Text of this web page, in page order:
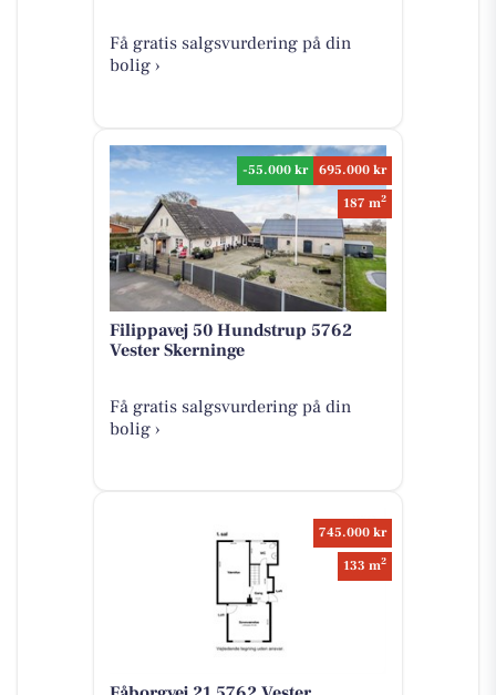
Få gratis salgsvurdering på din
bolig ›
-55.000 kr
695.000 kr
187 m2
Filippavej 50 Hundstrup 5762
Vester Skerninge
Få gratis salgsvurdering på din
bolig ›
745.000 kr
133 m2